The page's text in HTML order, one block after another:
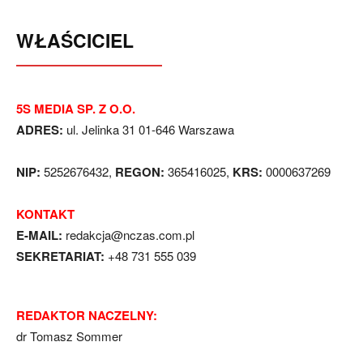
WŁAŚCICIEL
5S MEDIA SP. Z O.O.
ADRES: ul. Jelinka 31 01-646 Warszawa
NIP: 5252676432, REGON: 365416025, KRS: 0000637269
KONTAKT
E-MAIL: redakcja@nczas.com.pl
SEKRETARIAT: +48 731 555 039
REDAKTOR NACZELNY:
dr Tomasz Sommer